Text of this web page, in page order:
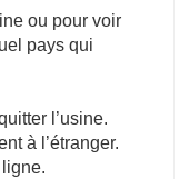
ou pour voir
pays qui
l’usine.
à l’étranger.